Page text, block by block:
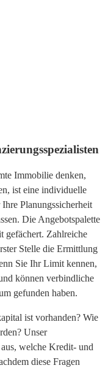
Immobilie denken,
ist eine individuelle
Planungssicherheit
Die Angebotspalette
gefächert. Zahlreiche
Stelle die Ermittlung
Sie Ihr Limit kennen,
können verbindliche
gefunden haben.
ist vorhanden? Wie
Unser
welche Kredit- und
diese Fragen